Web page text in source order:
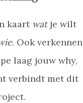
kaart watje wilt
. Ook verkennen
laag jouw why,
verbindt met dit